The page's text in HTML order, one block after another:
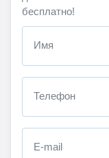
бесплатно!
Имя
Телефон
E-mail